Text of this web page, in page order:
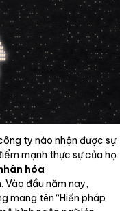
ty nào nhận được sự
mạnh thực sự của họ
hóa
Vào đầu năm nay,
mang tên “Hiến pháp